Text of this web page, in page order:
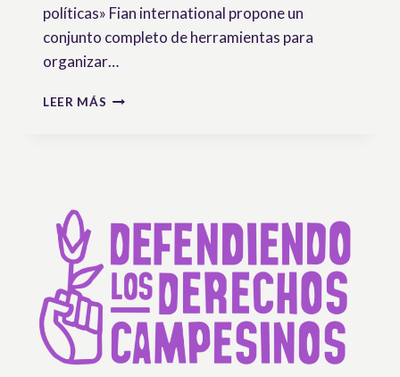
políticas» Fian international propone un
conjunto completo de herramientas para
organizar…
LEER MÁS COCINEMOS